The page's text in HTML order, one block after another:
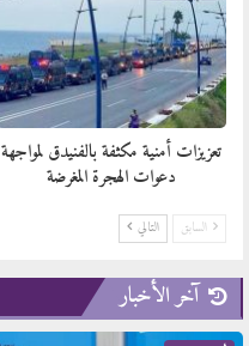
تعزيزات أمنية مكثفة بالفنيدق لمواجهة
دعوات الهجرة المغرضة
السابق التالي
آخر الأخبار